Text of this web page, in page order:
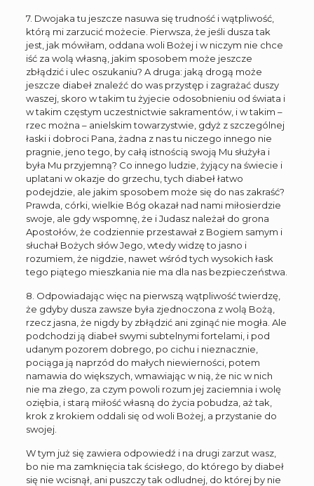
7. Dwojaka tu jeszcze nasuwa się trudność i wątpliwość,
którą mi zarzucić możecie. Pierwsza, że jeśli dusza tak
jest, jak mówiłam, oddana woli Bożej i w niczym nie chce
iść za wolą własną, jakim sposobem może jeszcze
zbłądzić i ulec oszukaniu? A druga: jaką drogą może
jeszcze diabeł znaleźć do was przystęp i zagrażać duszy
waszej, skoro w takim tu żyjecie odosobnieniu od świata i
w takim częstym uczestnictwie sakramentów, i w takim –
rzec można – anielskim towarzystwie, gdyż z szczególnej
łaski i dobroci Pana, żadna z nas tu niczego innego nie
pragnie, jeno tego, by całą istnością swoją Mu służyła i
była Mu przyjemną? Co innego ludzie, żyjący na świecie i
uplatani w okazje do grzechu, tych diabeł łatwo
podejdzie, ale jakim sposobem może się do nas zakraść?
Prawda, córki, wielkie Bóg okazał nad nami miłosierdzie
swoje, ale gdy wspomnę, że i Judasz należał do grona
Apostołów, że codziennie przestawał z Bogiem samym i
słuchał Bożych słów Jego, wtedy widzę to jasno i
rozumiem, że nigdzie, nawet wśród tych wysokich łask
tego piątego mieszkania nie ma dla nas bezpieczeństwa.
8. Odpowiadając więc na pierwszą wątpliwość twierdzę,
że gdyby dusza zawsze była zjednoczona z wolą Bożą,
rzecz jasna, że nigdy by zbłądzić ani zginąć nie mogła. Ale
podchodzi ją diabeł swymi subtelnymi fortelami, i pod
udanym pozorem dobrego, po cichu i nieznacznie,
pociąga ją naprzód do małych niewierności, potem
namawia do większych, wmawiając w nią, że nic w nich
nie ma złego, za czym powoli rozum jej zaciemnia i wolę
oziębia, i starą miłość własną do życia pobudza, aż tak,
krok z krokiem oddali się od woli Bożej, a przystanie do
swojej.
W tym już się zawiera odpowiedź i na drugi zarzut wasz,
bo nie ma zamknięcia tak ścisłego, do którego by diabeł
się nie wcisnął, ani puszczy tak odludnej, do której by nie